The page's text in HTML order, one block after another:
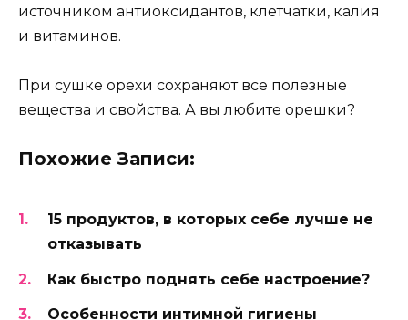
источником антиоксидантов, клетчатки, калия
и витаминов.
При сушке орехи сохраняют все полезные
вещества и свойства. А вы любите орешки?
Похожие Записи:
15 продуктов, в которых себе лучше не
отказывать
Как быстро поднять себе настроение?
Особенности интимной гигиены